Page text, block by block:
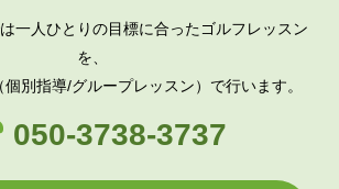
一人ひとりの目標に合ったゴルフレッスン
を、
別指導/グループレッスン）で行います。
050-3738-3737